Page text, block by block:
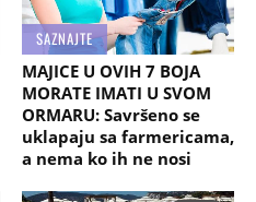
SAZNAJTE
MAJICE U OVIH 7 BOJA
MORATE IMATI U SVOM
ORMARU: Savršeno se
uklapaju sa farmericama,
a nema ko ih ne nosi